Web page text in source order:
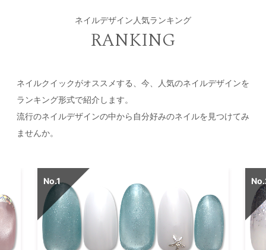
ネイルデザイン人気ランキング
RANKING
ネイルクイックがオススメする、今、人気のネイルデザインを
ランキング形式で紹介します。
流行のネイルデザインの中から自分好みのネイルを見つけてみ
ませんか。